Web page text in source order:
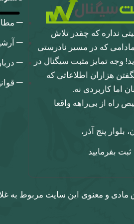
نداره که چقدر تلاش
که در مسیر نادرستی
وجه تمایز مثبت سیگنال در
هزاران اطلاعاتی که
اما کاربردی نه.
راه از بی‌راهه واقعا
بلوار پنج آذر،
بفرمایید
مادی و معنوی این سایت مربوط به